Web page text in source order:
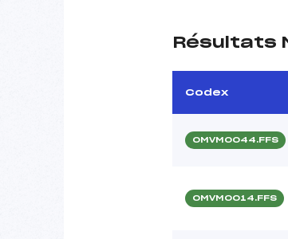
Résultats
Codex
OMVM0044.FFS
OMVM0014.FFS